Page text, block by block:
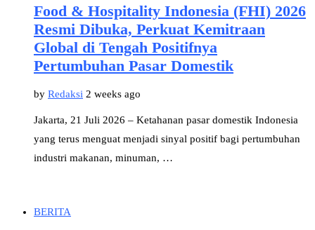
Food & Hospitality Indonesia (FHI) 2026
Resmi Dibuka, Perkuat Kemitraan
Global di Tengah Positifnya
Pertumbuhan Pasar Domestik
by Redaksi 2 weeks ago
Jakarta, 21 Juli 2026 – Ketahanan pasar domestik Indonesia
yang terus menguat menjadi sinyal positif bagi pertumbuhan
industri makanan, minuman, …
BERITA